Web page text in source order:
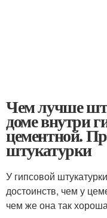
Чем лучше
доме внутри
цементной.
штукатурки
У гипсовой
достоинств, чем у
чем же она так